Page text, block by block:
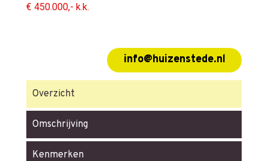
€ 450.000,- k.k.
info@huizenstede.nl
Overzicht
Omschrijving
Kenmerken